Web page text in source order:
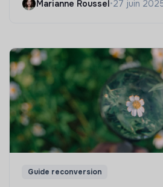
Marianne Roussel•27 juin
Guide reconversion